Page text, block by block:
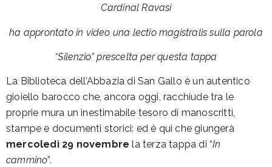
Cardinal Ravasi
ha approntato in video una lectio magistralis sulla parola
“Silenzio” prescelta per questa tappa
La Biblioteca dell’Abbazia di San Gallo è un autentico
gioiello barocco che, ancora oggi, racchiude tra le
proprie mura un inestimabile tesoro di manoscritti,
stampe e documenti storici: ed è qui che giungerà
mercoledì 29 novembrela terza tappa di “In
cammino”.